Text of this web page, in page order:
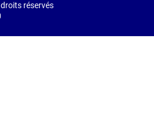
réservés